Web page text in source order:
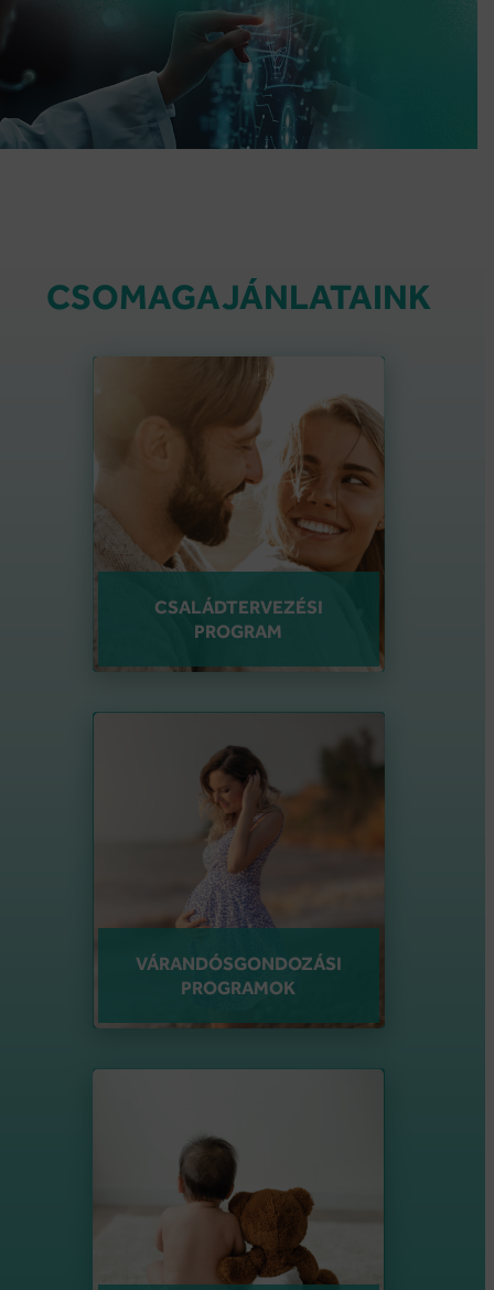
CSOMAGAJÁNLATAINK
CSALÁDTERVEZÉSI
PROGRAM
VÁRANDÓSGONDOZÁSI
PROGRAMOK